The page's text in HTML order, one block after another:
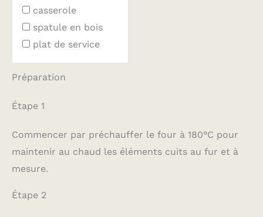
casserole
spatule en bois
plat de service
Préparation
Étape 1
Commencer par préchauffer le four à 180°C pour
maintenir au chaud les éléments cuits au fur et à
mesure.
Étape 2